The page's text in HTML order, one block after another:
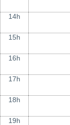
14h
15h
16h
17h
18h
19h